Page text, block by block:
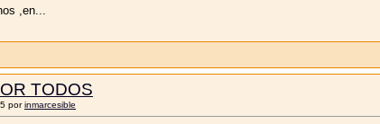
,en...
TODOS
porinmarcesible